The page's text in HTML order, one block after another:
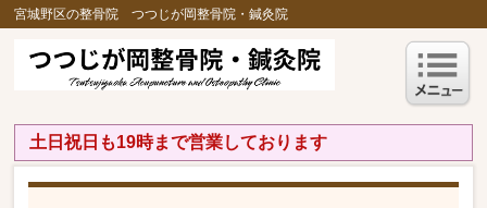
宮城野区の整骨院 つつじが岡整骨院・鍼灸院
土日祝日も19時まで営業しております